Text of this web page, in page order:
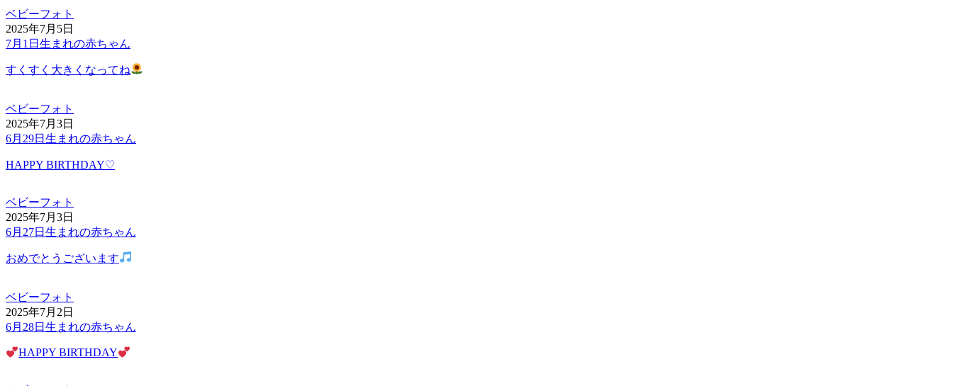
ベビーフォト
2025年7月5日
7月1日生まれの赤ちゃん
すくすく大きくなってね
ベビーフォト
2025年7月3日
6月29日生まれの赤ちゃん
HAPPY BIRTHDAY♡
ベビーフォト
2025年7月3日
6月27日生まれの赤ちゃん
おめでとうございます
ベビーフォト
2025年7月2日
6月28日生まれの赤ちゃん
HAPPY BIRTHDAY